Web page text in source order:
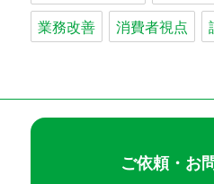
業務改善
消費者視点
ご依頼・お